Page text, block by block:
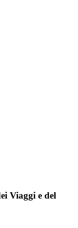
Viaggi e del